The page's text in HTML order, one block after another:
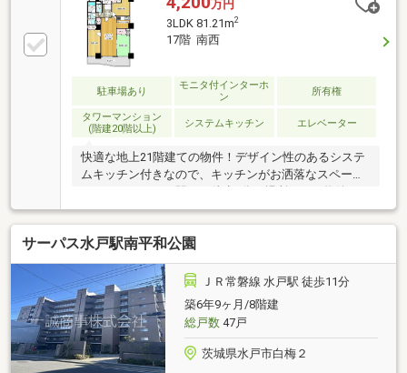
万円
3LDK 81.21m2
17階 南西
駐車場あり
モニタ付インターホ
ン
所有権
タワーマンション
(階建20階以上)
システムキッチン エレベーター
快適な地上21階建ての物件！デザイン性のあるシステ
ムキッチン付きなので、キッチンがお洒落なスペース
す！オートロック設備は防犯性能が高く安心して生活
ができます！専有面積81.21㎡もあるので有効活用しま
しょう！バルコニーがある物件です(*^^*)
サーパス水戸駅南平和公園
ＪＲ常磐線 水戸駅 徒歩11分
築6年9ヶ月/8階建
総戸数47戸
茨城県水戸市白梅２